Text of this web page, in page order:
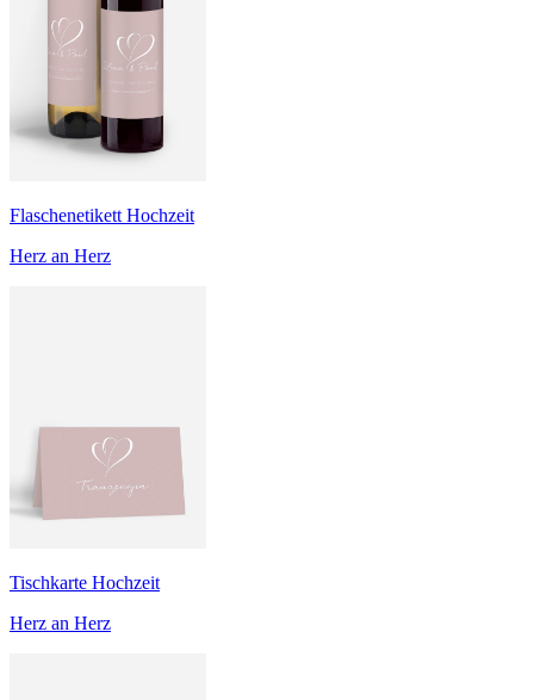
Flaschenetikett Hochzeit
Herz an Herz
Tischkarte Hochzeit
Herz an Herz